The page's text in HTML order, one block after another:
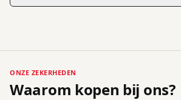
ONZE ZEKERHEDEN
Waarom kopen bij ons?